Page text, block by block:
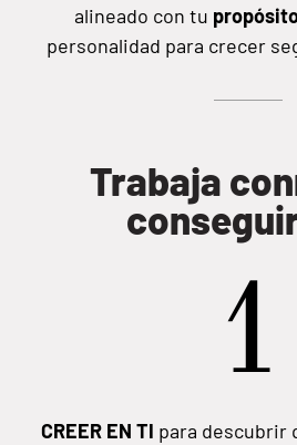
alineado con tu
personalidad para crecer
Trabaja
1
CREER EN TI para descubrir